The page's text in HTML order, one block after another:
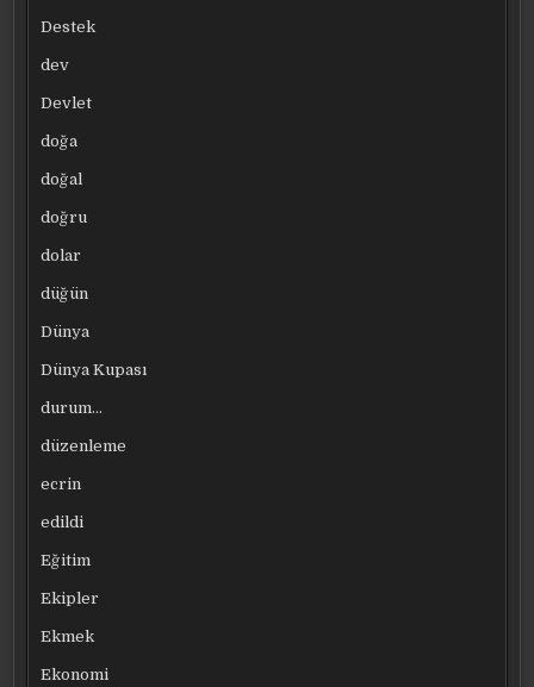
Destek
dev
Devlet
doğa
doğal
doğru
dolar
düğün
Dünya
Dünya Kupası
durum…
düzenleme
ecrin
edildi
Eğitim
Ekipler
Ekmek
Ekonomi